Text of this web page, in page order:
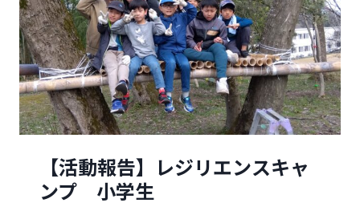
企
画
自
由
工
作
【活動報告】レジリエンスキャ
ンプ 小学生